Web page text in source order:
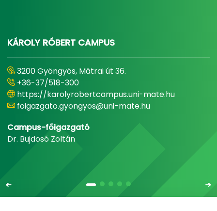
KÁROLY RÓBERT CAMPUS
3200 Gyöngyös, Mátrai út 36.
+36-37/518-300
https://karolyrobertcampus.uni-mate.hu
foigazgato.gyongyos@uni-mate.hu
Campus-főigazgató
Dr. Bujdosó Zoltán